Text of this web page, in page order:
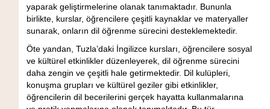
yaparak geliştirmelerine olanak tanımaktadır. Bununla
birlikte, kurslar, öğrencilere çeşitli kaynaklar ve materyaller
sunarak, onların dil öğrenme sürecini desteklemektedir.
Öte yandan, Tuzla’daki İngilizce kursları, öğrencilere sosyal
ve kültürel etkinlikler düzenleyerek, dil öğrenme sürecini
daha zengin ve çeşitli hale getirmektedir. Dil kulüpleri,
konuşma grupları ve kültürel geziler gibi etkinlikler,
öğrencilerin dil becerilerini gerçek hayatta kullanmalarına